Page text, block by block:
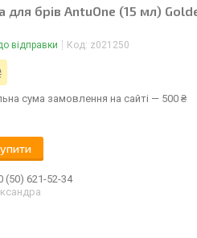
для брів AntuOne (15 мл)
відправки Код: z021250
сума замовлення на сайті — 500 ₴
(50) 621-52-34